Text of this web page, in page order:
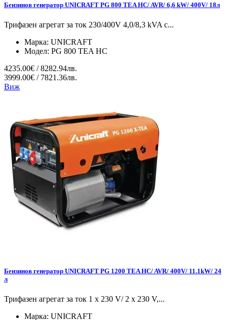
Бензинов генератор UNICRAFT PG 800 TEA HC/ AVR/ 6,6 kW/ 400V/ 18л
Трифазен агрегат за ток 230/400V 4,0/8,3 kVA с...
Марка: UNICRAFT
Модел: PG 800 TEA HC
4235.00€ / 8282.94лв.
3999.00€ / 7821.36лв.
Виж
Бензинов генератор UNICRAFT PG 1200 TEA HC/ AVR/ 400V/ 11.1kW/ 24
л
Трифазен агрегат за ток 1 x 230 V/ 2 x 230 V,...
Марка: UNICRAFT